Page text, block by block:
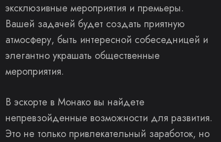
эксклюзивные мероприятия и премьеры.
Вашей задачей будет создать приятную
атмосферу, быть интересной собеседницей и
элегантно украшать общественные
мероприятия.
В эскорте в Монако вы найдете
непревзойденные возможности для развития.
Это не только привлекательный заработок, но